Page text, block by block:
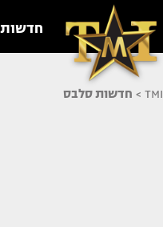
TMI
> חדשות סלבס